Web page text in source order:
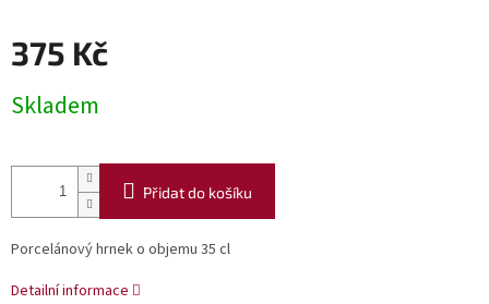
375 Kč
cena:
Skladem
Přidat do košíku
Porcelánový hrnek o objemu 35 cl
Detailní informace